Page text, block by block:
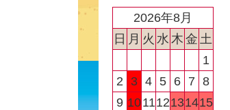
2026年8月
日 月 火 水 木 金 土
1
2
3 4 5 6 7 8
9 101112131415